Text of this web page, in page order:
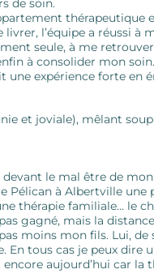
de soin.
thérapeutique
l’équipe a réussi
seule, à me
à consolider mon soin.
une expérience forte en
et joviale), mêlant
le mal être de
Pélican à Albertville
thérapie familiale… le
gagné, mais la
moins mon fils. Lui, de
En tous cas je peux
aujourd’hui car la